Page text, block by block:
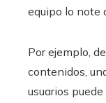
equipo lo note
Por ejemplo,
contenidos,
usuarios